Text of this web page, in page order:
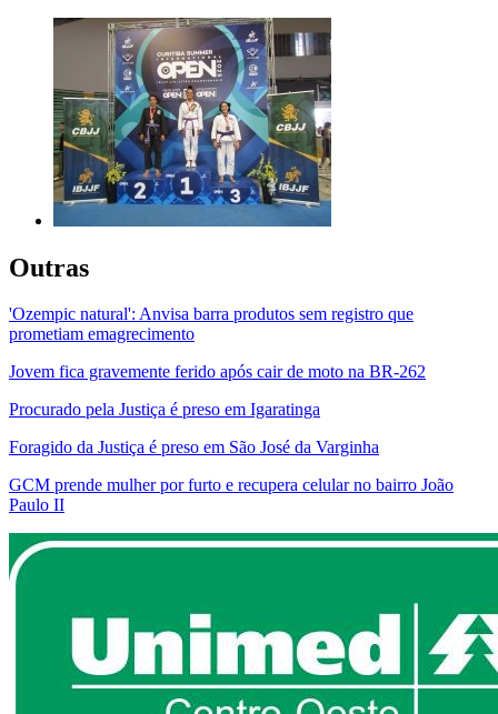
Outras
'Ozempic natural': Anvisa barra produtos sem registro que
prometiam emagrecimento
Jovem fica gravemente ferido após cair de moto na BR-262
Procurado pela Justiça é preso em Igaratinga
Foragido da Justiça é preso em São José da Varginha
GCM prende mulher por furto e recupera celular no bairro João
Paulo II